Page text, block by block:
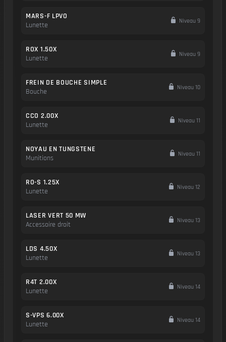
MARS-F LPVO
Lunette
Niveau 9
ROX 1.50X
Lunette
Niveau 9
FREIN DE BOUCHE SIMPLE
Bouche
Niveau 10
CCO 2.00X
Lunette
Niveau 11
NOYAU EN TUNGSTENE
Munitions
Niveau 11
RO-S 1.25X
Lunette
Niveau 12
LASER VERT 50 MW
Accessoire droit
Niveau 13
LDS 4.50X
Lunette
Niveau 13
R4T 2.00X
Lunette
Niveau 14
S-VPS 6.00X
Lunette
Niveau 14